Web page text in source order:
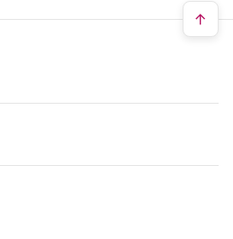
가기
바로가기